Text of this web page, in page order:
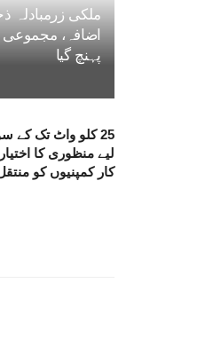
پہنچ گیا
25 کلو واٹ تک کے
لیے منظوری کا
کار کمپنیوں کو